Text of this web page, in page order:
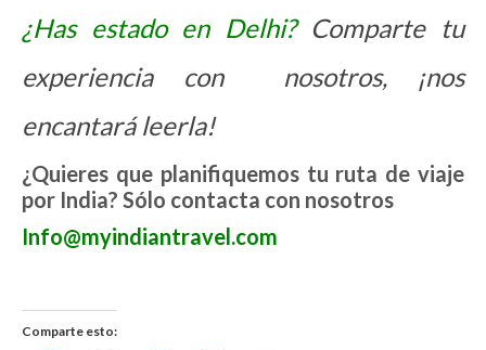
¿Has estado en Delhi?Comparte tu
experiencia con nosotros, ¡nos
encantará leerla!
¿Quieres que planifiquemos tu ruta de viaje
por India? Sólo contacta con nosotros
Info@myindiantravel.com
Comparte esto: